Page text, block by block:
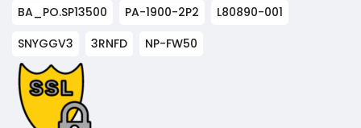
BA_PO.SP13500 PA-1900-2P2
L80890-001
SNYGGV3
3RNFD NP-FW50